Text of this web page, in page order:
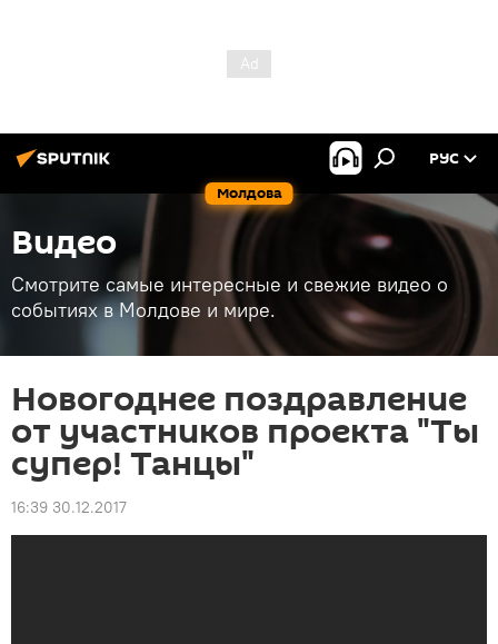
Молдова
РУС
Видео
Смотрите самые интересные и свежие видео о
событиях в Молдове и мире.
Новогоднее поздравление
от участников проекта "Ты
супер! Танцы"
16:39 30.12.2017